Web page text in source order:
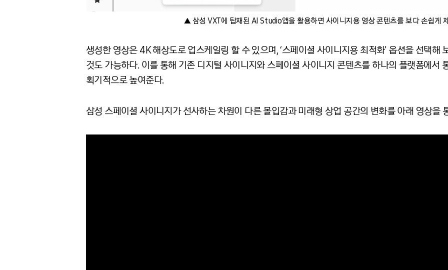
▲ 삼성 VXT에 탑재된 AI Studio앱을 활용하면 사이니지용 영상 콘텐츠를 보다 손쉽게
생성한 영상은 4K 해상도로 업스케일링 할 수 있으며, ‘스페이셜 사이니지용 최적화’ 옵션을 선택해
것도 가능하다. 이를 통해 기존 디지털 사이니지와 스페이셜 사이니지 콘텐츠를 하나의 플랫폼에서
획기적으로 높여준다.
삼성 스페이셜 사이니지가 선사하는 차원이 다른 몰입감과 미래형 상업 공간의 변화를 아래 영상을